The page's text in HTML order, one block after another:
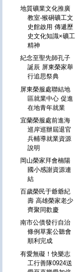
地質礦業文化推廣
教室-猴硐礦工文
史館啟用 傳遞歷
史文化知識×礦工
精神
紀念至聖先師孔子
誕辰 屏東榮家舉
行追思祭典
屏東榮服處聯結地
區就業中心 促進
在地青年就業
宜蘭榮服處前進海
巡岸巡辦屆退官
兵輔導就業資源
說明
岡山榮家拜會楠陽
國小感謝資源連
結
百歲榮民于爺爺紀
壽 高雄榮家老少
齊聚同歡慶
南市公債發行自治
條例草案公聽會
順利完成
有愛無礙！快樂志
工行善隊0924送